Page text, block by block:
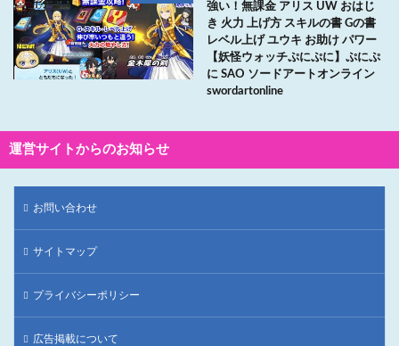
強い！無課金 アリス UW おはじ
き 火力 上げ方 スキルの書 Gの書
レベル上げ ユウキ お助け パワー
【妖怪ウォッチぷにぷに】ぷにぷ
に SAO ソードアートオンライン
swordartonline
運営サイトからのお知らせ
お問い合わせ
サイトマップ
プライバシーポリシー
広告掲載について